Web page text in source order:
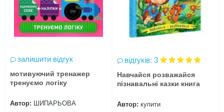
залишити відгук
мотивуючий тренажер
тренуємо логіку
Автор: ШИПАРЬОВА
відгуків: 3
Навчайся розважайся
пізнавальні казки книга
Автор: купити